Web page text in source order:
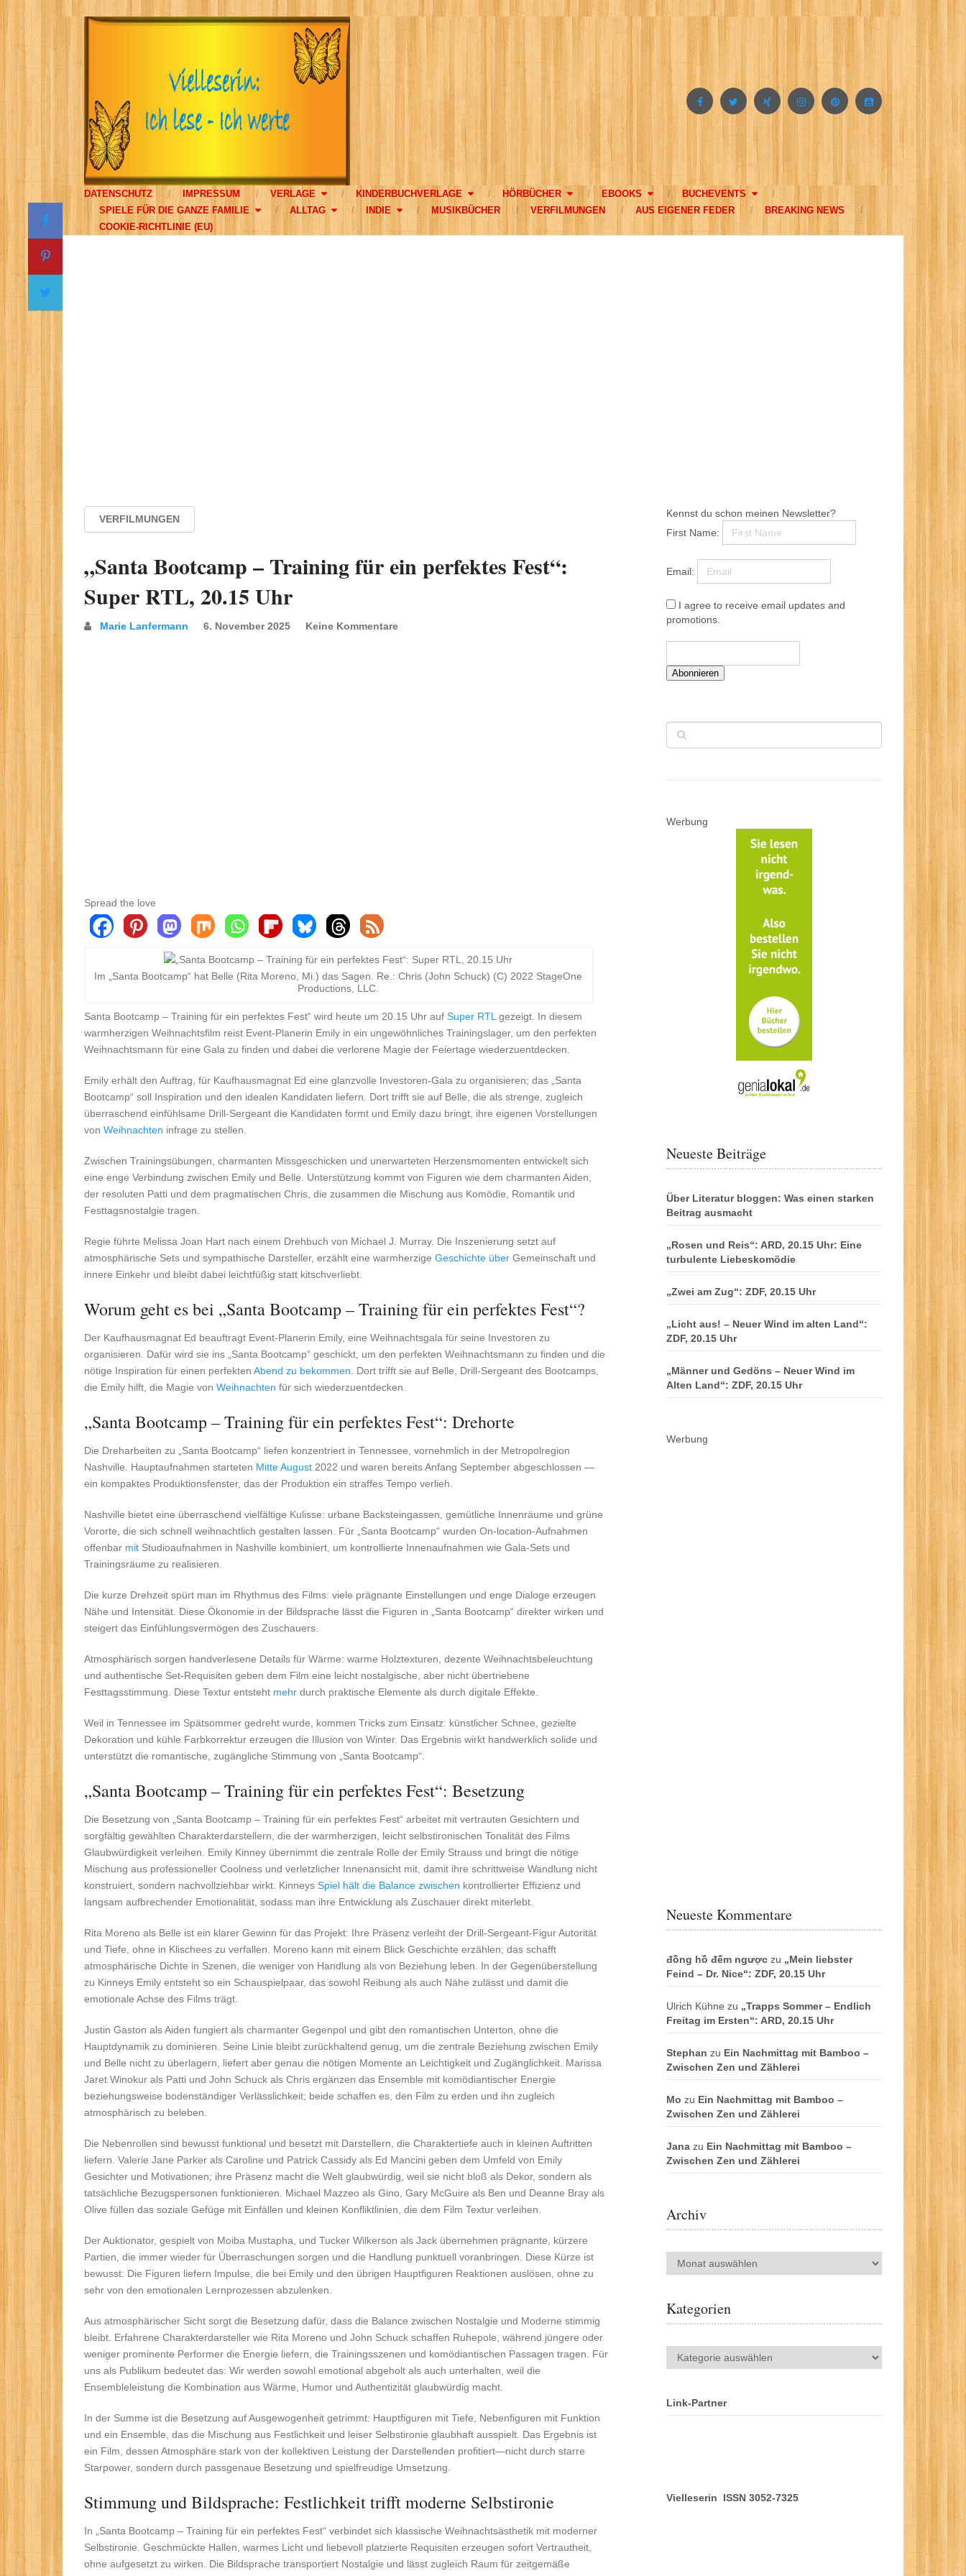
DATENSCHUTZ IMPRESSUM VERLAGE KINDERBUCHVERLAGE HÖRBÜCHER EBOOKS
BUCHEVENTS
SPIELE FÜR DIE GANZE FAMILIE
ALLTAG INDIE MUSIKBÜCHER VERFILMUNGEN AUS EIGENER FEDER
BREAKING NEWS
COOKIE-RICHTLINIE (EU)
VERFILMUNGEN
„Santa Bootcamp – Training für ein perfektes Fest“:
Super RTL, 20.15 Uhr
Marie Lanfermann 6. November 2025 Keine Kommentare
Spread the love
Im „Santa Bootcamp“ hat Belle (Rita Moreno, Mi.) das Sagen. Re.: Chris (John Schuck) (C) 2022 StageOne
Productions, LLC.
Santa Bootcamp – Training für ein perfektes Fest“ wird heute um 20.15 Uhr auf Super RTL gezeigt. In diesem
warmherzigen Weihnachtsfilm reist Event-Planerin Emily in ein ungewöhnliches Trainingslager, um den perfekten
Weihnachtsmann für eine Gala zu finden und dabei die verlorene Magie der Feiertage wiederzuentdecken.
Emily erhält den Auftrag, für Kaufhausmagnat Ed eine glanzvolle Investoren-Gala zu organisieren; das „Santa
Bootcamp“ soll Inspiration und den idealen Kandidaten liefern. Dort trifft sie auf Belle, die als strenge, zugleich
überraschend einfühlsame Drill-Sergeant die Kandidaten formt und Emily dazu bringt, ihre eigenen Vorstellungen
von Weihnachten infrage zu stellen.
Zwischen Trainingsübungen, charmanten Missgeschicken und unerwarteten Herzensmomenten entwickelt sich
eine enge Verbindung zwischen Emily und Belle. Unterstützung kommt von Figuren wie dem charmanten Aiden,
der resoluten Patti und dem pragmatischen Chris, die zusammen die Mischung aus Komödie, Romantik und
Festtagsnostalgie tragen.
Regie führte Melissa Joan Hart nach einem Drehbuch von Michael J. Murray. Die Inszenierung setzt auf
atmosphärische Sets und sympathische Darsteller, erzählt eine warmherzige Geschichte über Gemeinschaft und
innere Einkehr und bleibt dabei leichtfüßig statt kitschverliebt.
Worum geht es bei „Santa Bootcamp – Training für ein perfektes Fest“?
Der Kaufhausmagnat Ed beauftragt Event-Planerin Emily, eine Weihnachtsgala für seine Investoren zu
organisieren. Dafür wird sie ins „Santa Bootcamp“ geschickt, um den perfekten Weihnachtsmann zu finden und die
nötige Inspiration für einen perfekten Abend zu bekommen . Dort trifft sie auf Belle, Drill-Sergeant des Bootcamps,
die Emily hilft, die Magie von Weihnachten für sich wiederzuentdecken.
„Santa Bootcamp – Training für ein perfektes Fest“: Drehorte
Die Dreharbeiten zu „Santa Bootcamp“ liefen konzentriert in Tennessee, vornehmlich in der Metropolregion
Nashville. Hauptaufnahmen starteten Mitte August 2022 und waren bereits Anfang September abgeschlossen —
ein kompaktes Produktionsfenster, das der Produktion ein straffes Tempo verlieh.
Nashville bietet eine überraschend vielfältige Kulisse: urbane Backsteingassen, gemütliche Innenräume und grüne
Vororte, die sich schnell weihnachtlich gestalten lassen. Für „Santa Bootcamp“ wurden On‑location‑Aufnahmen
offenbar mit Studioaufnahmen in Nashville kombiniert, um kontrollierte Innenaufnahmen wie Gala‑Sets und
Trainingsräume zu realisieren.
Die kurze Drehzeit spürt man im Rhythmus des Films: viele prägnante Einstellungen und enge Dialoge erzeugen
Nähe und Intensität. Diese Ökonomie in der Bildsprache lässt die Figuren in „Santa Bootcamp“ direkter wirken und
steigert das Einfühlungsvermögen des Zuschauers.
Atmosphärisch sorgen handverlesene Details für Wärme: warme Holztexturen, dezente Weihnachtsbeleuchtung
und authentische Set‑Requisiten geben dem Film eine leicht nostalgische, aber nicht übertriebene
Festtagsstimmung. Diese Textur entsteht mehr durch praktische Elemente als durch digitale Effekte.
Weil in Tennessee im Spätsommer gedreht wurde, kommen Tricks zum Einsatz: künstlicher Schnee, gezielte
Dekoration und kühle Farbkorrektur erzeugen die Illusion von Winter. Das Ergebnis wirkt handwerklich solide und
unterstützt die romantische, zugängliche Stimmung von „Santa Bootcamp“.
„Santa Bootcamp – Training für ein perfektes Fest“: Besetzung
Die Besetzung von „Santa Bootcamp – Training für ein perfektes Fest“ arbeitet mit vertrauten Gesichtern und
sorgfältig gewählten Charakterdarstellern, die der warmherzigen, leicht selbstironischen Tonalität des Films
Glaubwürdigkeit verleihen. Emily Kinney übernimmt die zentrale Rolle der Emily Strauss und bringt die nötige
Mischung aus professioneller Coolness und verletzlicher Innenansicht mit, damit ihre schrittweise Wandlung nicht
konstruiert, sondern nachvollziehbar wirkt. Kinneys Spiel hält die Balance zwischen kontrollierter Effizienz und
langsam aufbrechender Emotionalität, sodass man ihre Entwicklung als Zuschauer direkt miterlebt.
Rita Moreno als Belle ist ein klarer Gewinn für das Projekt: Ihre Präsenz verleiht der Drill‑Sergeant‑Figur Autorität
und Tiefe, ohne in Klischees zu verfallen. Moreno kann mit einem Blick Geschichte erzählen; das schafft
atmosphärische Dichte in Szenen, die weniger von Handlung als von Beziehung leben. In der Gegenüberstellung
zu Kinneys Emily entsteht so ein Schauspielpaar, das sowohl Reibung als auch Nähe zulässt und damit die
emotionale Achse des Films trägt.
Justin Gaston als Aiden fungiert als charmanter Gegenpol und gibt den romantischen Unterton, ohne die
Hauptdynamik zu dominieren. Seine Linie bleibt zurückhaltend genug, um die zentrale Beziehung zwischen Emily
und Belle nicht zu überlagern, liefert aber genau die nötigen Momente an Leichtigkeit und Zugänglichkeit. Marissa
Jaret Winokur als Patti und John Schuck als Chris ergänzen das Ensemble mit komödiantischer Energie
beziehungsweise bodenständiger Verlässlichkeit; beide schaffen es, den Film zu erden und ihn zugleich
atmosphärisch zu beleben.
Die Nebenrollen sind bewusst funktional und besetzt mit Darstellern, die Charaktertiefe auch in kleinen Auftritten
liefern. Valerie Jane Parker als Caroline und Patrick Cassidy als Ed Mancini geben dem Umfeld von Emily
Gesichter und Motivationen; ihre Präsenz macht die Welt glaubwürdig, weil sie nicht bloß als Dekor, sondern als
tatsächliche Bezugspersonen funktionieren. Michael Mazzeo als Gino, Gary McGuire als Ben und Deanne Bray als
Olive füllen das soziale Gefüge mit Einfällen und kleinen Konfliktlinien, die dem Film Textur verleihen.
Der Auktionator, gespielt von Moiba Mustapha, und Tucker Wilkerson als Jack übernehmen prägnante, kürzere
Partien, die immer wieder für Überraschungen sorgen und die Handlung punktuell voranbringen. Diese Kürze ist
bewusst: Die Figuren liefern Impulse, die bei Emily und den übrigen Hauptfiguren Reaktionen auslösen, ohne zu
sehr von den emotionalen Lernprozessen abzulenken.
Aus atmosphärischer Sicht sorgt die Besetzung dafür, dass die Balance zwischen Nostalgie und Moderne stimmig
bleibt. Erfahrene Charakterdarsteller wie Rita Moreno und John Schuck schaffen Ruhepole, während jüngere oder
weniger prominente Performer die Energie liefern, die Trainingsszenen und komödiantischen Passagen tragen. Für
uns als Publikum bedeutet das: Wir werden sowohl emotional abgeholt als auch unterhalten, weil die
Ensembleleistung die Kombination aus Wärme, Humor und Authentizität glaubwürdig macht.
In der Summe ist die Besetzung auf Ausgewogenheit getrimmt: Hauptfiguren mit Tiefe, Nebenfiguren mit Funktion
und ein Ensemble, das die Mischung aus Festlichkeit und leiser Selbstironie glaubhaft ausspielt. Das Ergebnis ist
ein Film, dessen Atmosphäre stark von der kollektiven Leistung der Darstellenden profitiert—nicht durch starre
Starpower, sondern durch passgenaue Besetzung und spielfreudige Umsetzung.
Stimmung und Bildsprache: Festlichkeit trifft moderne Selbstironie
In „Santa Bootcamp – Training für ein perfektes Fest“ verbindet sich klassische Weihnachtsästhetik mit moderner
Selbstironie. Geschmückte Hallen, warmes Licht und liebevoll platzierte Requisiten erzeugen sofort Vertrautheit,
ohne aufgesetzt zu wirken. Die Bildsprache transportiert Nostalgie und lässt zugleich Raum für zeitgemäße
Kennst du schon meinen Newsletter?
First Name:
Email:
I agree to receive email updates and
promotions.
Abonnieren
Werbung
Neueste Beiträge
Über Literatur bloggen: Was einen starken
Beitrag ausmacht
„Rosen und Reis“: ARD, 20.15 Uhr: Eine
turbulente Liebeskomödie
„Zwei am Zug“: ZDF, 20.15 Uhr
„Licht aus! – Neuer Wind im alten Land“:
ZDF, 20.15 Uhr
„Männer und Gedöns – Neuer Wind im
Alten Land“: ZDF, 20.15 Uhr
Werbung
Neueste Kommentare
đồng hồ đếm ngược zu „Mein liebster
Feind – Dr. Nice“: ZDF, 20.15 Uhr
Ulrich Kühne zu „Trapps Sommer – Endlich
Freitag im Ersten“: ARD, 20.15 Uhr
Stephan zu Ein Nachmittag mit Bamboo –
Zwischen Zen und Zählerei
Mo zu Ein Nachmittag mit Bamboo –
Zwischen Zen und Zählerei
Jana zu Ein Nachmittag mit Bamboo –
Zwischen Zen und Zählerei
Archiv
Archiv
Kategorien
Kategorien
Link-Partner
Vielleserin ISSN 3052-7325